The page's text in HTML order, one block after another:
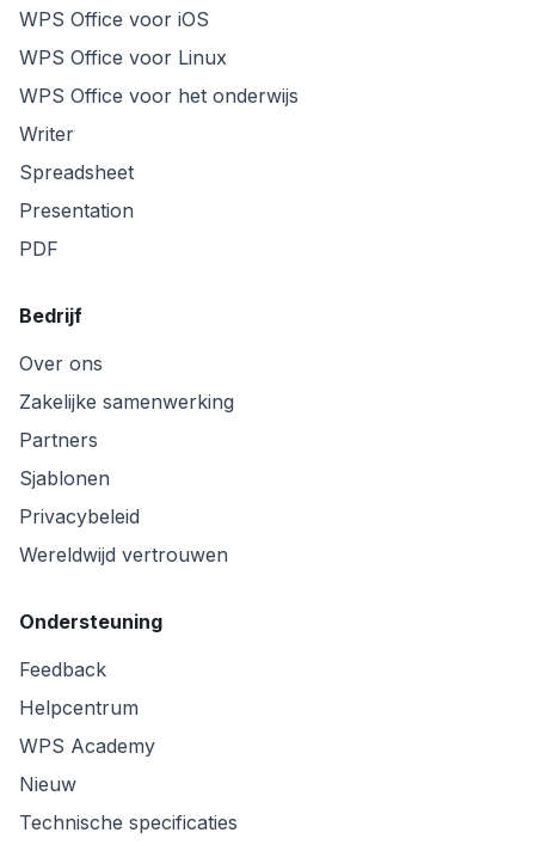
WPS Office voor iOS
WPS Office voor Linux
WPS Office voor het onderwijs
Writer
Spreadsheet
Presentation
PDF
Bedrijf
Over ons
Zakelijke samenwerking
Partners
Sjablonen
Privacybeleid
Wereldwijd vertrouwen
Ondersteuning
Feedback
Helpcentrum
WPS Academy
Nieuw
Technische specificaties